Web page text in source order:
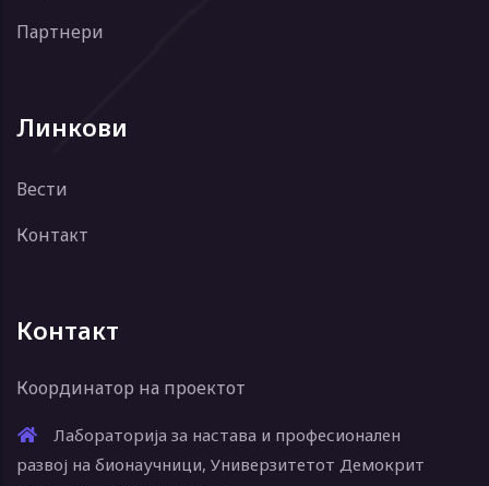
Партнери
Линкови
Вести
Контакт
Контакт
Координатор на проектот
Лабораторија за настава и професионален
развој на бионаучници, Универзитетот Демокрит